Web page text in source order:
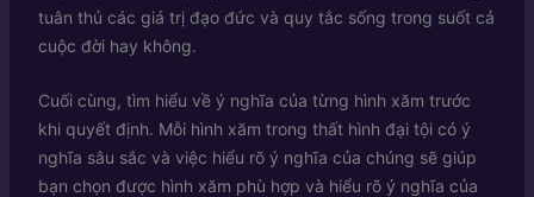
tuân thủ các giá trị đạo đức và quy tắc sống trong suốt cả
cuộc đời hay không.
Cuối cùng, tìm hiểu về ý nghĩa của từng hình xăm trước
khi quyết định. Mỗi hình xăm trong thất hình đại tội có ý
nghĩa sâu sắc và việc hiểu rõ ý nghĩa của chúng sẽ giúp
bạn chọn được hình xăm phù hợp và hiểu rõ ý nghĩa của